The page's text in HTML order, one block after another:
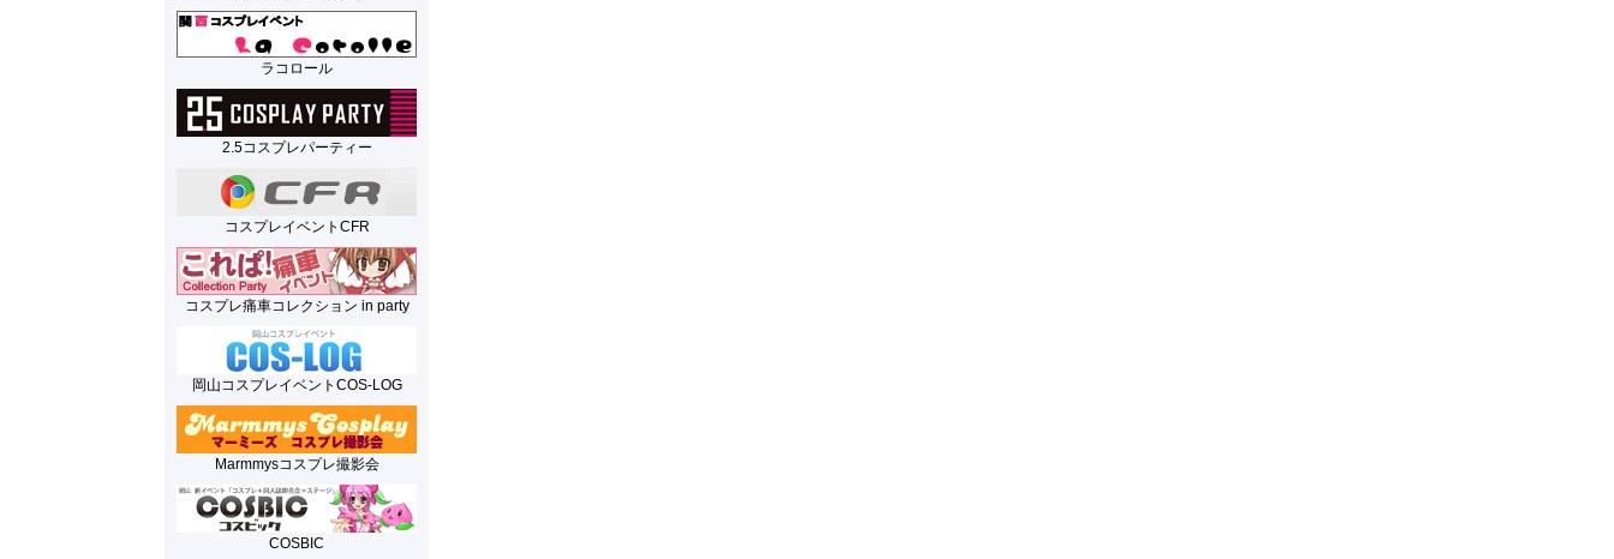
ラコロール
2.5コスプレパーティー
コスプレイベントCFR
コスプレ痛車コレクション in party
岡山コスプレイベントCOS-LOG
Marmmysコスプレ撮影会
COSBIC